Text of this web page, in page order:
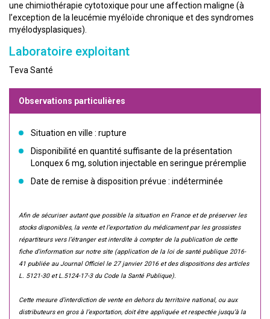
une chimiothérapie cytotoxique pour une affection maligne (à
l’exception de la leucémie myéloïde chronique et des syndromes
myélodysplasiques).
Laboratoire exploitant
Teva Santé
Observations particulières
Situation en ville : rupture
Disponibilité en quantité suffisante de la présentation
Lonquex 6 mg, solution injectable en seringue préremplie
Date de remise à disposition prévue : indéterminée
Afin de sécuriser autant que possible la situation en France et de préserver les
stocks disponibles, la vente et l’exportation du médicament par les grossistes
répartiteurs vers l’étranger est interdite à compter de la publication de cette
fiche d’information sur notre site (application de la loi de santé publique 2016-
41 publiée au Journal Officiel le 27 janvier 2016 et des dispositions des articles
L. 5121-30 et L.5124-17-3 du Code la Santé Publique).
Cette mesure d’interdiction de vente en dehors du territoire national, ou aux
distributeurs en gros à l’exportation, doit être appliquée et respectée jusqu’à la